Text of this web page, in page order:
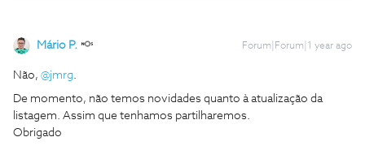
Mário P. Forum|Forum|1 year ago
Não, @jmrg.
De momento, não temos novidades quanto à atualização da
listagem. Assim que tenhamos partilharemos.
Obrigado